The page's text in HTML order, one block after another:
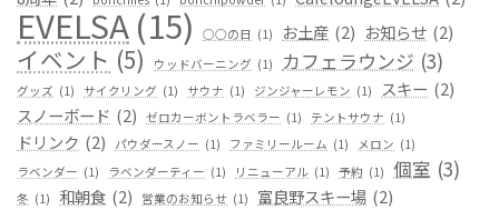
EVELSA(15) ○○の日 (1) お土産 (2) お知らせ (2)
イベント (5) ウッドバーニング (1) カフェラウンジ (3)
グッズ (1) サイクリング (1) サウナ (1) ジンジャーレモン (1) スキー (2)
スノーボード (2) ゼロカーボントラベラー (1) テントサウナ (1)
ドリンク (2) パウダースノー (1) ファミリールーム (1) メロン (1)
ラベンダー (1) ラベンダーティー (1) リニューアル (1) 予約 (1) 個室 (3)
冬 (1) 和朝食 (2) 営業のお知らせ (1) 富良野スキー場 (2)